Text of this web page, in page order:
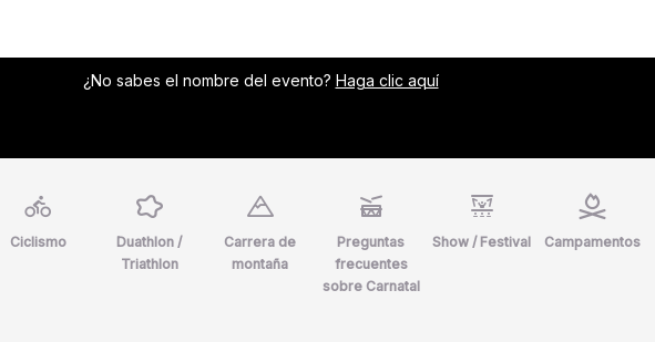
¿No sabes el nombre del evento? Haga clic aquí
Ciclismo
Duathlon /
Triathlon
Carrera de
montaña
Preguntas
frecuentes
sobre Carnatal
Show / Festival Campamentos